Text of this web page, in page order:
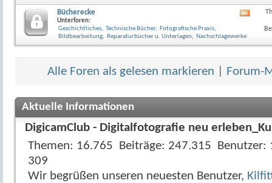
Bücherecke
Unterforen:
Geschichtliches, Technische Bücher, Fotografische Praxis,
Bildbearbeitung, Reparaturbücher u. Unterlagen, Nachschlagewerke
dieses
Alle Foren als gelesen markieren Forum-
Aktuelle Informationen
DigicamClub - Digitalfotografie neu
Themen
16.765 Beiträge 247.315 Benutzer
309
Wir begrüßen unseren neuesten Benutzer,